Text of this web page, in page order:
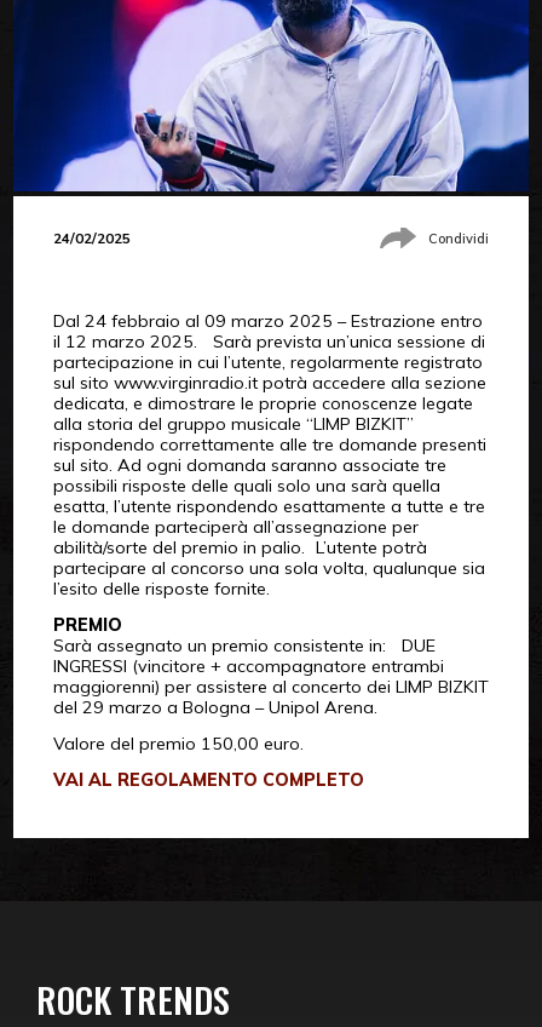
24/02/2025 Condividi
Dal 24 febbraio al 09 marzo 2025 – Estrazione entro
il 12 marzo 2025. Sarà prevista un’unica sessione di
partecipazione in cui l’utente, regolarmente registrato
sul sito www.virginradio.it potrà accedere alla sezione
dedicata, e dimostrare le proprie conoscenze legate
alla storia del gruppo musicale “LIMP BIZKIT”
rispondendo correttamente alle tre domande presenti
sul sito. Ad ogni domanda saranno associate tre
possibili risposte delle quali solo una sarà quella
esatta, l’utente rispondendo esattamente a tutte e tre
le domande parteciperà all’assegnazione per
abilità/sorte del premio in palio. L’utente potrà
partecipare al concorso una sola volta, qualunque sia
l’esito delle risposte fornite.
PREMIO
Sarà assegnato un premio consistente in: DUE
INGRESSI (vincitore + accompagnatore entrambi
maggiorenni) per assistere al concerto dei LIMP BIZKIT
del 29 marzo a Bologna – Unipol Arena.
Valore del premio 150,00 euro.
VAI AL REGOLAMENTO COMPLETO
ROCK TRENDS